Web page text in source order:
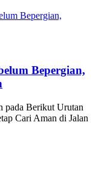
Bepergian,
pada Berikut Urutan
Cari Aman di Jalan